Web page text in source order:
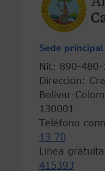
Sede principal
Nit: 890-
Dirección:
Bolívar-
130001
Teléfono
13 70
Línea
415393